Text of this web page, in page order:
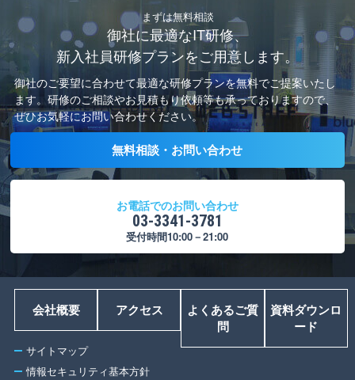
まずは無料相談
御社に最適なIT研修、
新入社員研修プランをご用意します。
御社のご要望に合わせて最適な研修プランを無料でご提案いたし
ます。 研修のご相談やお見積もり依頼等も承っておりますので、
ぜひお気軽にお問い合わせください。
無料相談・お問い合わせ
お電話でのお問い合わせ
03-3341-3781
受付時間10:00－21:00
サイトマップ
情報セキュリティ基本方針
会社概要 アクセス
よくあるご質
問
資料ダウンロ
ード